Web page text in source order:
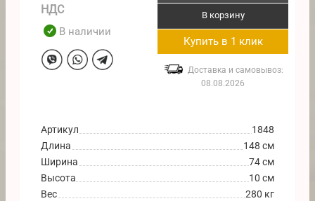
НДС
В наличии
В корзину
Купить в 1 клик
Доставка и самовывоз:
08.08.2026
Артикул
1848
Длина
148 см
Ширина
74 см
Высота
10 см
Вес
280 кг